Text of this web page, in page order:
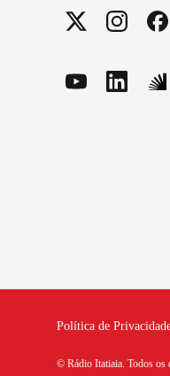
Política de
© Rádio Itatiaia. Todos os